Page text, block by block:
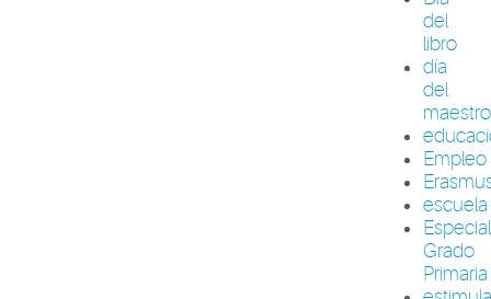
del
libro
día
del
maestro
Empleo
escuela
Grado
Primaria